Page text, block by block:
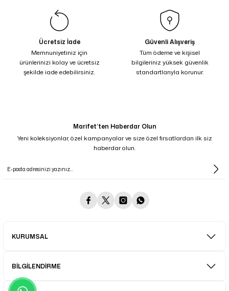
Ücretsiz İade
Memnuniyetiniz için
ürünlerinizi kolay ve ücretsiz
şekilde iade edebilirsiniz.
Güvenli Alışveriş
Tüm ödeme ve kişisel
bilgileriniz yüksek güvenlik
standartlarıyla korunur.
Marifet’ten Haberdar Olun
Yeni koleksiyonlar, özel kampanyalar ve size özel fırsatlardan ilk siz
haberdar olun.
KURUMSAL
BİLGİLENDİRME